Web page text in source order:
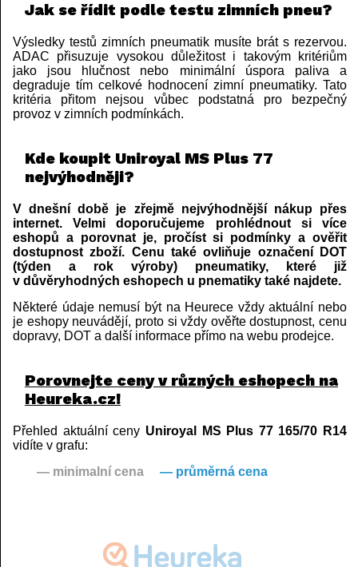
Jak se řídit podle testu zimních pneu?
Výsledky testů zimních pneumatik musíte brát s rezervou.
ADAC přisuzuje vysokou důležitost i takovým kritériům
jako jsou hlučnost nebo minimální úspora paliva a
degraduje tím celkové hodnocení zimní pneumatiky. Tato
kritéria přitom nejsou vůbec podstatná pro bezpečný
provoz v zimních podmínkách.
Kde koupit Uniroyal MS Plus 77
nejvýhodněji?
V dnešní době je zřejmě nejvýhodnější nákup přes
internet. Velmi doporučujeme prohlédnout si více
eshopů a porovnat je, pročíst si podmínky a ověřit
dostupnost zboží. Cenu také ovliňuje označení DOT
(týden a rok výroby) pneumatiky, které již
v důvěryhodných eshopech u pnematiky také najdete.
Některé údaje nemusí být na Heurece vždy aktuální nebo
je eshopy neuvádějí, proto si vždy ověřte dostupnost, cenu
dopravy, DOT a další informace přímo na webu prodejce.
Porovnejte ceny v různých eshopech na
Heureka.cz!
Přehled aktuální ceny Uniroyal MS Plus 77 165/70 R14
vidíte v grafu:
— minimalní cena
— průměrná cena